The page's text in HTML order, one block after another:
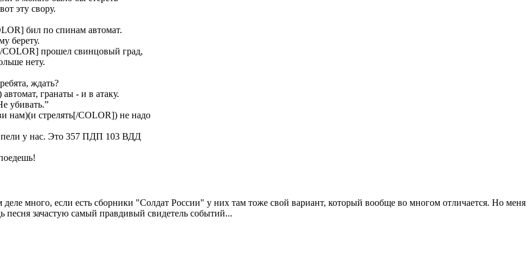
эту свору.
бил по спинам автомат.
берету.
прошел свинцовый град,
нету.
ждать?
гранаты - и в атаку.
убивать.”
нам)(и стрелять[/COLOR]) не надо
пели у нас. Это 357 ПДП 103 ВДД
много, если есть сборники "Солдат России" у них там тоже свой вариант, который вообще во многом отличается. Но меня
песня зачастую самый правдивый свидетель событий...